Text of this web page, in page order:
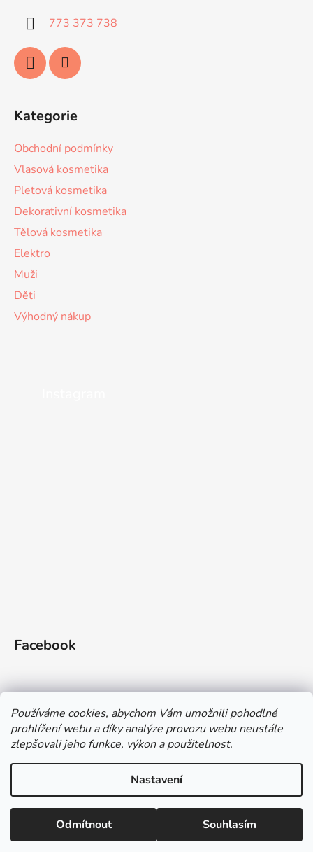
Používáme cookies, abychom Vám umožnili pohodlné
prohlížení webu a díky analýze provozu webu neustále
zlepšovali jeho funkce, výkon a použitelnost.
Nastavení
Odmítnout Souhlasím
773 373 738
Kategorie
Obchodní podmínky
Vlasová kosmetika
Pleťová kosmetika
Dekorativní kosmetika
Tělová kosmetika
Elektro
Muži
Děti
Výhodný nákup
Facebook
Doprava a platba Vrácení zboží Obchodní podmínky
Zásady ochrany OÚ a GDPR Magazín Kontakty
Vytvořil Shoptet
Copyright 2026Gleid shop
. Všechna práva vyhrazena.
Upravit nastavení cookies